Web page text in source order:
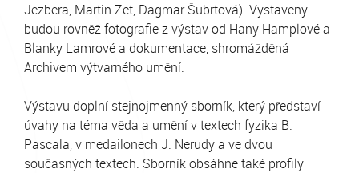
Jezbera, Martin Zet, Dagmar Šubrtová). Vystaveny
budou rovněž fotografie z výstav od Hany Hamplové a
Blanky Lamrové a dokumentace, shromážděná
Archivem výtvarného umění.
Výstavu doplní stejnojmenný sborník, který představí
úvahy na téma věda a umění v textech fyzika B.
Pascala, v medailonech J. Nerudy a ve dvou
současných textech. Sborník obsáhne také profily